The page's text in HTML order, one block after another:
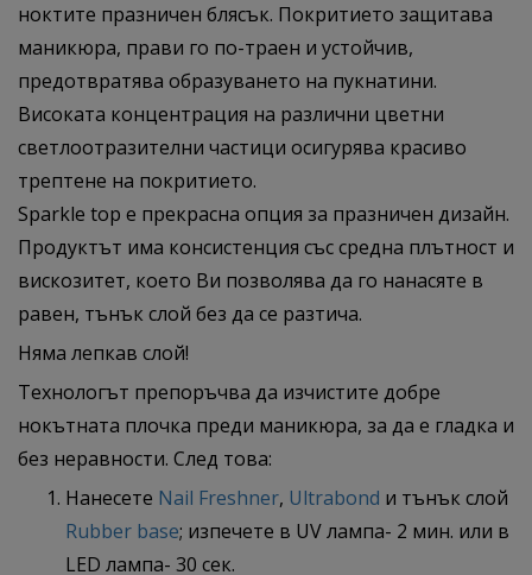
ноктите празничен блясък. Покритието защитава
маникюра, прави го по-траен и устойчив,
предотвратява образуването на пукнатини.
Високата концентрация на различни цветни
светлоотразителни частици осигурява красиво
трептене на покритието.
Sparkle top e прекрасна опция за празничен дизайн.
Продуктът има консистенция със средна плътност и
вискозитет, което Ви позволява да го нанасяте в
равен, тънък слой без да се разтича.
Няма лепкав слой!
Технологът препоръчва да изчистите добре
нокътната плочка преди маникюра, за да е гладка и
без неравности. След това:
Нанесете Nail Freshner, Ultrabond и тънък слой
Rubber base; изпечете в UV лампа- 2 мин. или в
LED лампа- 30 сек.